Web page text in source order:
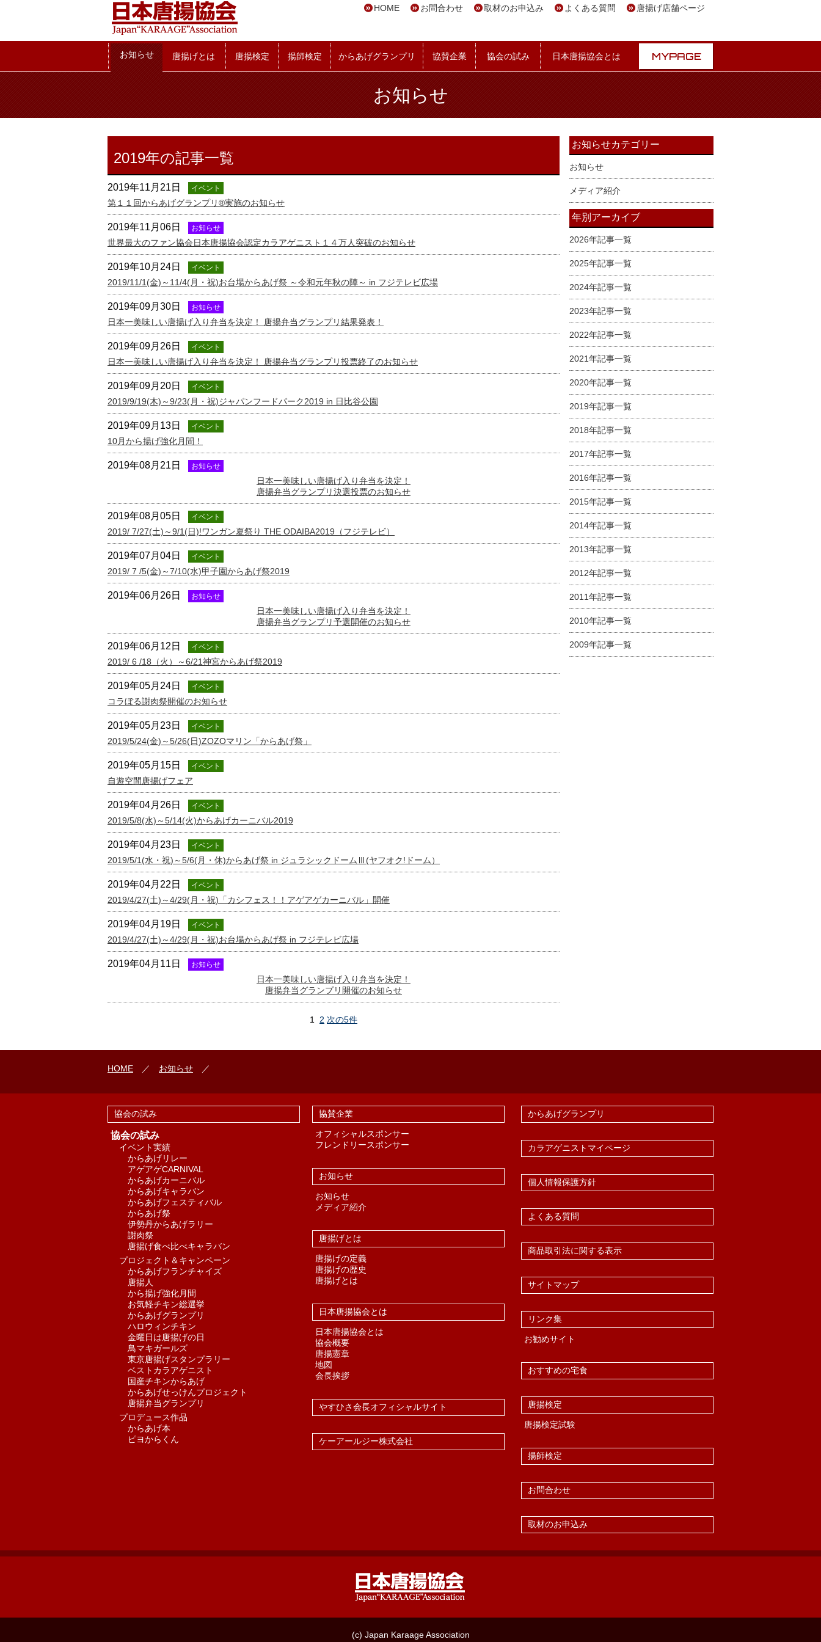
HOME お問合わせ 取材のお申込み よくある質問 唐揚げ店舗ページ
お知らせ 唐揚げとは 唐揚検定 揚師検定 からあげグランプリ 協賛企業 協会の試み 日本唐揚協会とは MYPAGE
お知らせ
お知らせ
2019年の記事一覧
2019年11月21日
イベント
第１１回からあげグランプリ®実施のお知らせ
2019年11月06日
お知らせ
世界最大のファン協会日本唐揚協会認定カラアゲニスト１４万人突破のお知らせ
2019年10月24日
イベント
2019/11/1(金)～11/4(月・祝)お台場からあげ祭 ～令和元年秋の陣～ in フジテレビ広場
2019年09月30日
お知らせ
日本一美味しい唐揚げ入り弁当を決定！ 唐揚弁当グランプリ結果発表！
2019年09月26日
イベント
日本一美味しい唐揚げ入り弁当を決定！ 唐揚弁当グランプリ投票終了のお知らせ
2019年09月20日
イベント
2019/9/19(木)～9/23(月・祝)ジャパンフードパーク2019 in 日比谷公園
2019年09月13日
イベント
10月から揚げ強化月間！
2019年08月21日
お知らせ
日本一美味しい唐揚げ入り弁当を決定！
唐揚弁当グランプリ決選投票のお知らせ
2019年08月05日
イベント
2019/ 7/27(土)～9/1(日)!ワンガン夏祭り THE ODAIBA2019（フジテレビ）
2019年07月04日
イベント
2019/ 7 /5(金)～7/10(水)甲子園からあげ祭2019
2019年06月26日
お知らせ
日本一美味しい唐揚げ入り弁当を決定！
唐揚弁当グランプリ予選開催のお知らせ
2019年06月12日
イベント
2019/ 6 /18（火）～6/21神宮からあげ祭2019
2019年05月24日
イベント
コラぼる謝肉祭開催のお知らせ
2019年05月23日
イベント
2019/5/24(金)～5/26(日)ZOZOマリン「からあげ祭」
2019年05月15日
イベント
自遊空間唐揚げフェア
2019年04月26日
イベント
2019/5/8(水)～5/14(火)からあげカーニバル2019
2019年04月23日
イベント
2019/5/1(水・祝)～5/6(月・休)からあげ祭 in ジュラシックドームⅢ(ヤフオク!ドーム）
2019年04月22日
イベント
2019/4/27(土)～4/29(月・祝)「カシフェス！！アゲアゲカーニバル」開催
2019年04月19日
イベント
2019/4/27(土)～4/29(月・祝)お台場からあげ祭 in フジテレビ広場
2019年04月11日
お知らせ
日本一美味しい唐揚げ入り弁当を決定！
唐揚弁当グランプリ開催のお知らせ
1 2 次の5件
お知らせカテゴリー
お知らせ
メディア紹介
年別アーカイブ
2026年記事一覧
2025年記事一覧
2024年記事一覧
2023年記事一覧
2022年記事一覧
2021年記事一覧
2020年記事一覧
2019年記事一覧
2018年記事一覧
2017年記事一覧
2016年記事一覧
2015年記事一覧
2014年記事一覧
2013年記事一覧
2012年記事一覧
2011年記事一覧
2010年記事一覧
2009年記事一覧
HOME ／ お知らせ ／
協会の試み
協会の試み
イベント実績
からあげリレー
アゲアゲCARNIVAL
からあげカーニバル
からあげキャラバン
からあげフェスティバル
からあげ祭
伊勢丹からあげラリー
謝肉祭
唐揚げ食べ比べキャラバン
プロジェクト＆キャンペーン
からあげフランチャイズ
唐揚人
から揚げ強化月間
お気軽チキン総選挙
からあげグランプリ
ハロウィンチキン
金曜日は唐揚げの日
鳥マキガールズ
東京唐揚げスタンプラリー
ベストカラアゲニスト
国産チキンからあげ
からあげせっけんプロジェクト
唐揚弁当グランプリ
プロデュース作品
からあげ本
ピヨからくん
協賛企業
オフィシャルスポンサー
フレンドリースポンサー
お知らせ
お知らせ
メディア紹介
唐揚げとは
唐揚げの定義
唐揚げの歴史
唐揚げとは
日本唐揚協会とは
日本唐揚協会とは
協会概要
唐揚憲章
地図
会長挨拶
やすひさ会長オフィシャルサイト
ケーアールジー株式会社
からあげグランプリ
カラアゲニストマイページ
個人情報保護方針
よくある質問
商品取引法に関する表示
サイトマップ
リンク集
お勧めサイト
おすすめの宅食
唐揚検定
唐揚検定試験
揚師検定
お問合わせ
取材のお申込み
(c) Japan Karaage Association